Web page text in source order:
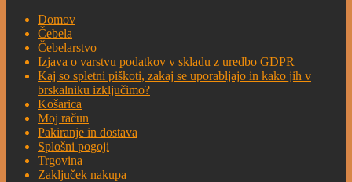
Domov
Čebela
Čebelarstvo
Izjava o varstvu podatkov v skladu z uredbo GDPR
Kaj so spletni piškoti, zakaj se uporabljajo in kako jih v
brskalniku izključimo?
Košarica
Moj račun
Pakiranje in dostava
Splošni pogoji
Trgovina
Zaključek nakupa